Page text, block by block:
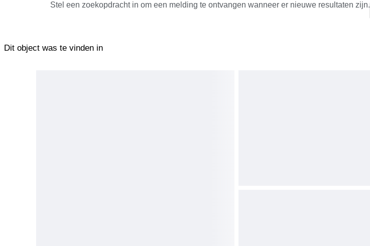
Stel een zoekopdracht in om een melding te ontvangen wanneer er nieuwe resultaten zijn.
Dit object was te vinden in